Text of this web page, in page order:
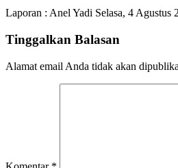
Laporan : Anel Yadi Selasa, 4
Tinggalkan Balasan
Alamat email Anda tidak akan